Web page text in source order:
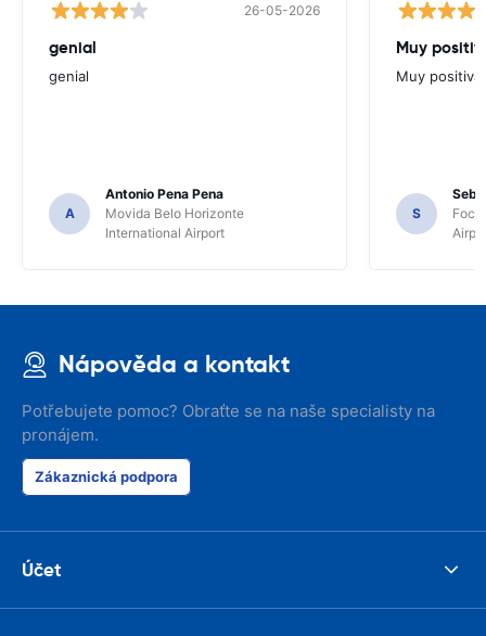
26-05-2026
genial
genial
A
Antonio Pena Pena
Movida Belo Horizonte
International Airport
Muy
Muy positiva
S
Foco
Nápověda a kontakt
Potřebujete pomoc? Obraťte se na naše specialisty na
pronájem.
Zákaznická podpora
Účet